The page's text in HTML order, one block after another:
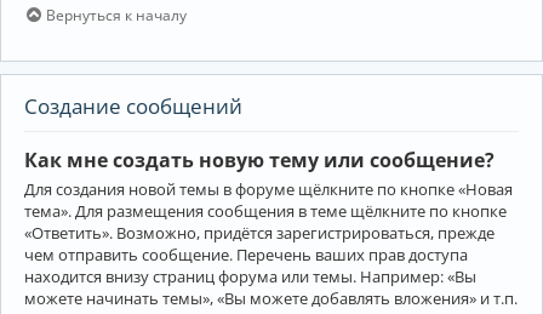
Вернуться к началу
Создание сообщений
Как мне создать новую тему или сообщение?
Для создания новой темы в форуме щёлкните по кнопке «Новая
тема». Для размещения сообщения в теме щёлкните по кнопке
«Ответить». Возможно, придётся зарегистрироваться, прежде
чем отправить сообщение. Перечень ваших прав доступа
находится внизу страниц форума или темы. Например: «Вы
можете начинать темы», «Вы можете добавлять вложения» и т.п.